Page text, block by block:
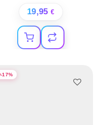
19,95 €
-17%